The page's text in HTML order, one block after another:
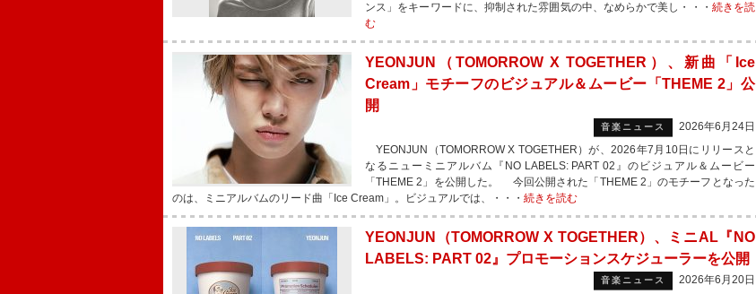
ンス」をキーワードに、抑制された雰囲気の中、なめらかで美し・・・ 続きを読
む
YEONJUN（TOMORROW X TOGETHER）、新曲「Ice
Cream」モチーフのビジュアル＆ムービー「THEME 2」公
開
音楽ニュース
2026年6月24日
YEONJUN（TOMORROW X TOGETHER）が、2026年7月10日にリリースと
なるニューミニアルバム『NO LABELS: PART 02』のビジュアル＆ムービー
「THEME 2」を公開した。 今回公開された「THEME 2」のモチーフとなった
のは、ミニアルバムのリード曲「Ice Cream」。ビジュアルでは、・・・ 続きを読む
YEONJUN（TOMORROW X TOGETHER）、ミニAL『NO
LABELS: PART 02』プロモーションスケジューラーを公開
音楽ニュース
2026年6月20日